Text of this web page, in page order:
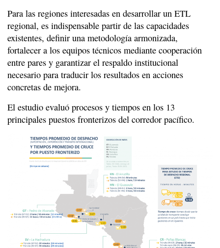
Para las regiones interesadas en desarrollar un ETL
regional, es indispensable partir de las capacidades
existentes, definir una metodología armonizada,
fortalecer a los equipos técnicos mediante cooperación
entre pares y garantizar el respaldo institucional
necesario para traducir los resultados en acciones
concretas de mejora.
El estudio evaluó procesos y tiempos en los 13
principales puestos fronterizos del corredor pacífico.